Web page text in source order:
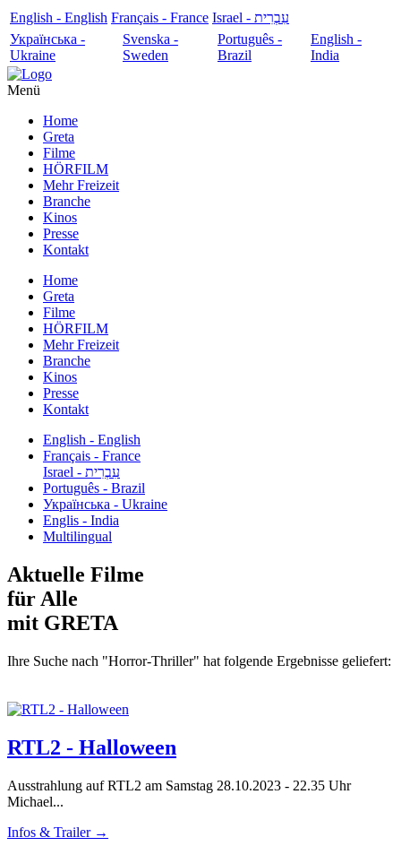
English - English Français - France
עִבְרִית - Israel
Українська -
Ukraine
Svenska -
Sweden
Português -
Brazil
English -
India
Menü
Home
Greta
Filme
HÖRFILM
Mehr Freizeit
Branche
Kinos
Presse
Kontakt
Home
Greta
Filme
HÖRFILM
Mehr Freizeit
Branche
Kinos
Presse
Kontakt
English - English
Français - France
עִבְרִית - Israel
Português - Brazil
Українська - Ukraine
Englis - India
Multilingual
Aktuelle Filme
für Alle
mit GRETA
Ihre Suche nach "Horror-Thriller" hat folgende Ergebnisse geliefert:
RTL2 - Halloween
Ausstrahlung auf RTL2 am Samstag 28.10.2023 - 22.35 Uhr
Michael...
Infos & Trailer →